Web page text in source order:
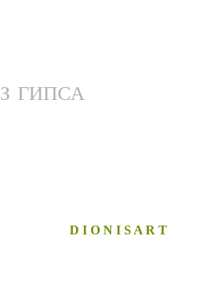
ГИПСА
D I O N I S A R T